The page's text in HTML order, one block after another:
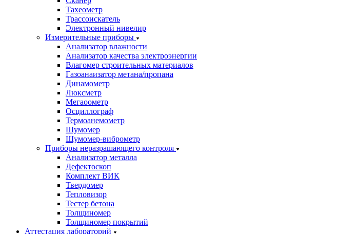
Тахеометр
Трассоискатель
Электронный нивелир
Измерительные приборы
Анализатор влажности
Анализатор качества электроэнергии
Влагомер строительных материалов
Газоанаизатор метана/пропана
Динамометр
Люксметр
Мегаоометр
Осциллограф
Термоанемометр
Шумомер
Шумомер-виброметр
Приборы неразрашающего контроля
Анализатор металла
Дефектоскоп
Комплект ВИК
Твердомер
Тепловизор
Тестер бетона
Толщиномер
Толщиномер покрытий
Аттестация лабораторий